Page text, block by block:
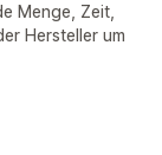
Menge, Zeit,
Hersteller um